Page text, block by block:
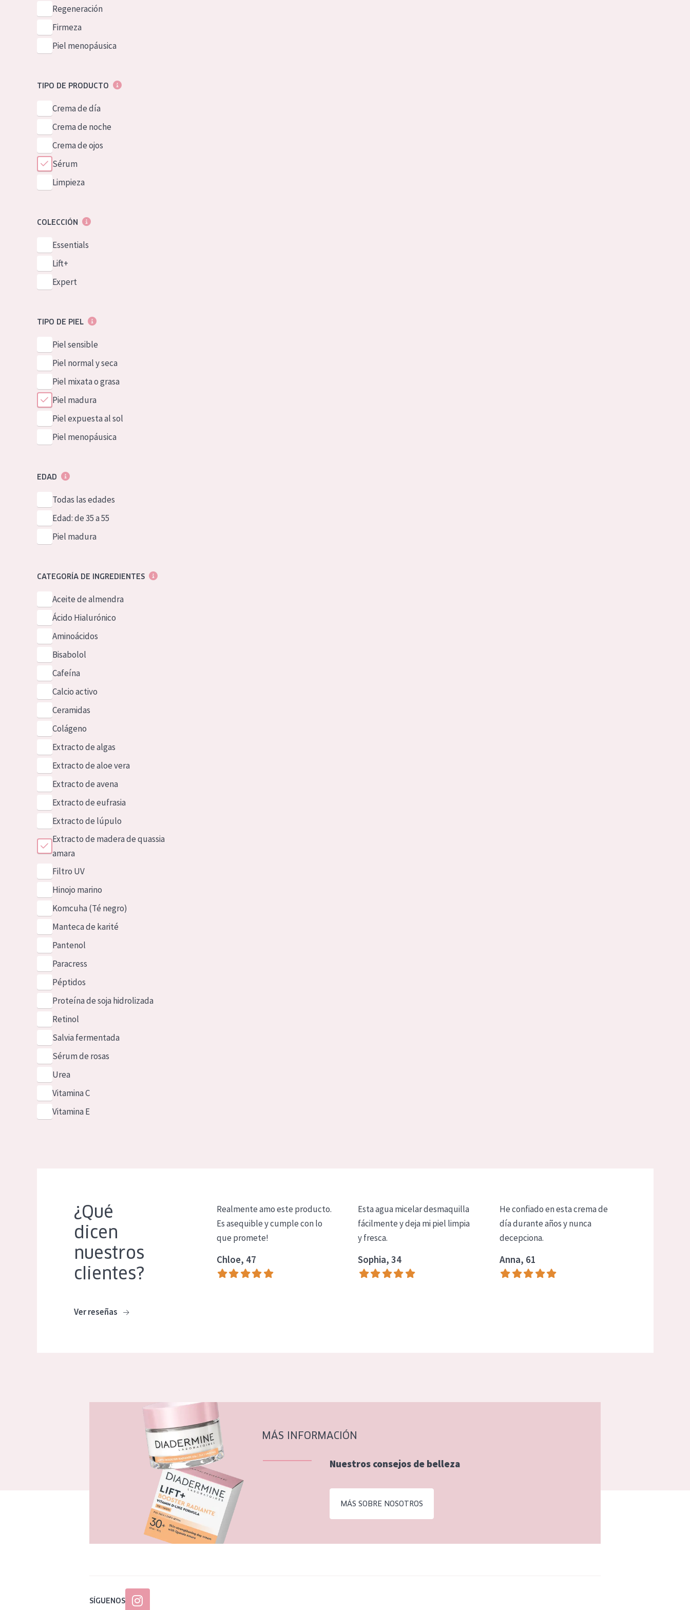
German
Spanish
Greek
Regeneración
Firmeza
Piel menopáusica
TIPO DE PRODUCTO
Crema de día
Crema de noche
Crema de ojos
Sérum
Limpieza
COLECCIÓN
Essentials
Lift+
Expert
TIPO DE PIEL
Piel sensible
Piel normal y seca
Piel mixata o grasa
Piel madura
Piel expuesta al sol
Piel menopáusica
EDAD
Todas las edades
Edad: de 35 a 55
Piel madura
CATEGORÍA DE INGREDIENTES
Aceite de almendra
Ácido Hialurónico
Aminoácidos
Bisabolol
Cafeína
Calcio activo
Ceramidas
Colágeno
Extracto de algas
Extracto de aloe vera
Extracto de avena
Extracto de eufrasia
Extracto de lúpulo
Extracto de madera de quassia
amara
Filtro UV
Hinojo marino
Komcuha (Té negro)
Manteca de karité
Pantenol
Paracress
Péptidos
Proteína de soja hidrolizada
Retinol
Salvia fermentada
Sérum de rosas
Urea
Vitamina C
Vitamina E
¿Qué
dicen
nuestros
clientes?
Ver reseñas
Realmente amo este producto.
Es asequible y cumple con lo
que promete!
Chloe, 47
Esta agua micelar desmaquilla
fácilmente y deja mi piel limpia
y fresca.
Sophia, 34
He confiado en esta crema de
día durante años y nunca
decepciona.
Anna, 61
MÁS INFORMACIÓN
Nuestros consejos de belleza
MÁS SOBRE NOSOTROS
SÍGUENOS